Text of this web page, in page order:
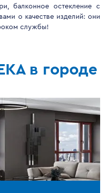
балконное остекление с
о качестве изделий: они
службы!
в городе